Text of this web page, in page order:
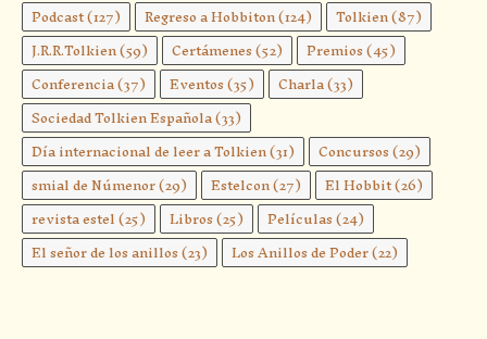
Podcast(127) Regreso a Hobbiton(124) Tolkien(87)
J.R.R.Tolkien(59) Certámenes(52) Premios(45)
Conferencia(37) Eventos(35) Charla(33)
Sociedad Tolkien Española(33)
Día internacional de leer a Tolkien(31) Concursos(29)
smial de Númenor(29) Estelcon(27) El Hobbit(26)
revista estel(25) Libros(25) Películas(24)
El señor de los anillos(23) Los Anillos de Poder(22)